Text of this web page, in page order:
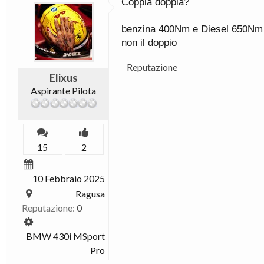
Elixus
Aspirante Pilota
15 2
10 Febbraio 2025
Ragusa
Reputazione: 0
BMW 430i MSport
Pro
benzina 400Nm e Diesel
non il doppio
Reputazione